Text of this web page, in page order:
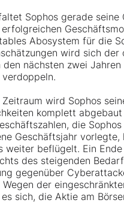
Sophos gerade seine
erfolgreichen
Abosystem für die
wird sich der
den nächsten zwei Jahren
Zeitraum wird Sophos
komplett abgebaut
die
Geschäftsjahr vorlegte,
weiter beflügelt. Ein
des steigenden
gegenüber
Wegen der
sich, die Aktie am